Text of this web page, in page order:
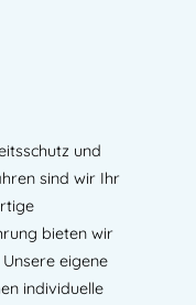
und
sind wir Ihr
bieten wir
eigene
individuelle